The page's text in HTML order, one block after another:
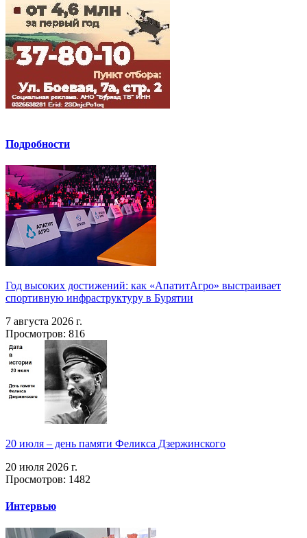
Подробности
Год высоких достижений: как «АпатитАгро» выстраивает
спортивную инфраструктуру в Бурятии
7 августа 2026 г.
Просмотров: 816
20 июля – день памяти Феликса Дзержинского
20 июля 2026 г.
Просмотров: 1482
Интервью